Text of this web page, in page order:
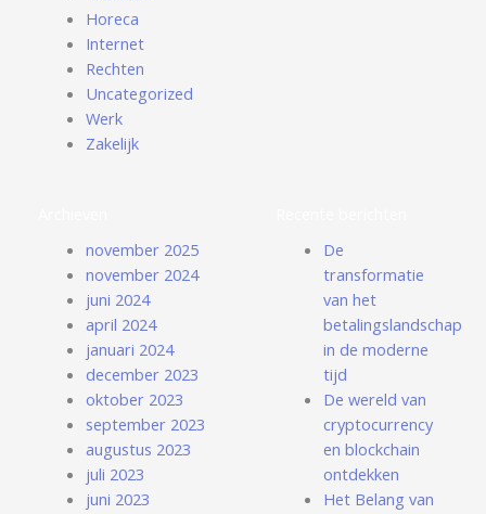
Horeca
Internet
Rechten
Uncategorized
Werk
Zakelijk
november 2025
november 2024
juni 2024
april 2024
januari 2024
december 2023
oktober 2023
september 2023
augustus 2023
juli 2023
juni 2023
De
transformatie
van het
betalingslandschap
in de moderne
tijd
De wereld van
cryptocurrency
en blockchain
ontdekken
Het Belang van